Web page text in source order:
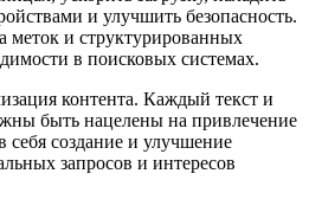
и улучшить безопасность.
меток и структурированных
в поисковых системах.
контента. Каждый текст и
быть нацелены на привлечение
себя создание и улучшение
запросов и интересов